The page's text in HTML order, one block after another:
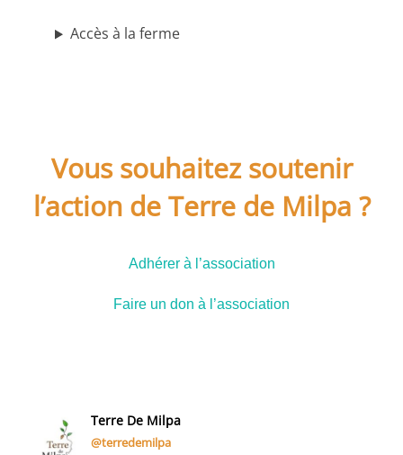
Accès à la ferme
Vous souhaitez soutenir
l’action de Terre de Milpa ?
Adhérer à l’association
Faire un don à l’association
Terre De Milpa
@terredemilpa